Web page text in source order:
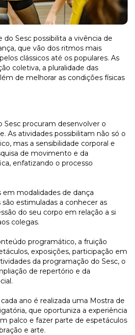
do Sesc possibilita a vivência de
que vão dos ritmos mais
clássicos até os populares. As
coletiva, a pluralidade das
de melhorar as condições físicas
Sesc procuram desenvolver o
As atividades possibilitam não só o
mas a sensibilidade corporal e
de movimento e da
enfatizando o processo
em modalidades de dança
são estimuladas a conhecer as
do seu corpo em relação a si
colegas.
programático, a fruição
exposições, participação em
da programação do Sesc, o
de repertório e da
ano é realizada uma Mostra de
que oportuniza a experiência
palco e fazer parte de espetáculos
e arte.